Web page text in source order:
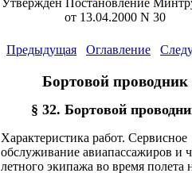
Утвержден Постановление
от 13.04.2000 N 30
Предыдущая Оглавление
Бортовой проводник
§ 32. Бортовой
Характеристика работ. Сервисное
обслуживание авиапассажиров и
летного экипажа во время полета